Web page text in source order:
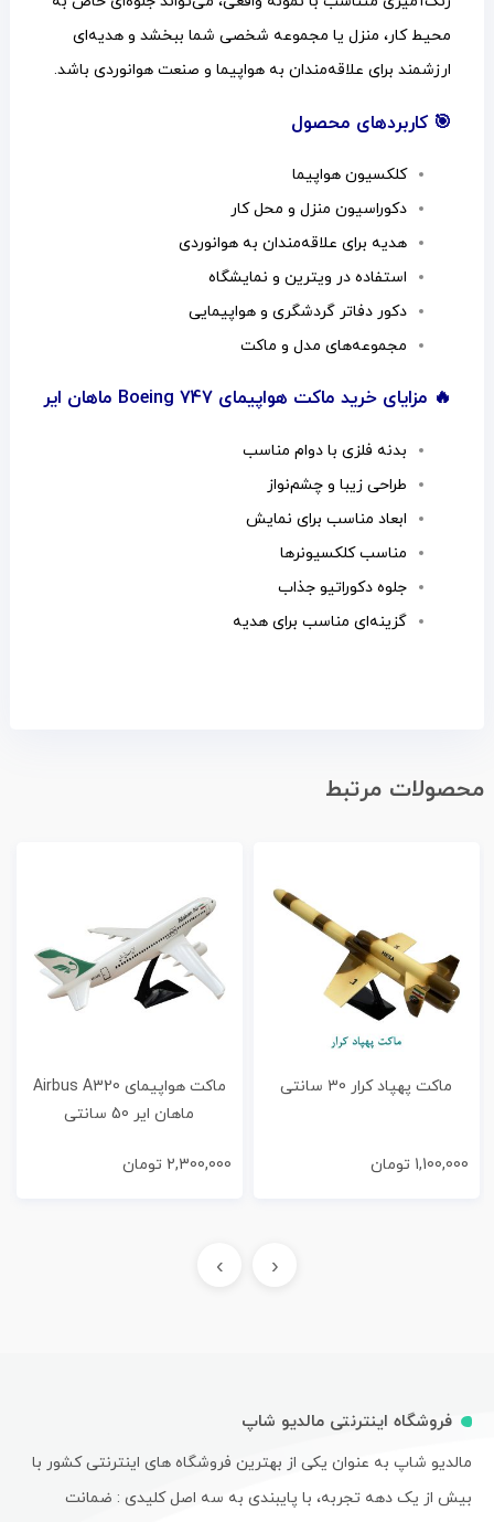
محیط کار، منزل یا مجموعه شخصی شما ببخشد و هدیه‌ای
ارزشمند برای علاقه‌مندان به هواپیما و صنعت هوانوردی باشد.
🎯 کاربردهای محصول
کلکسیون هواپیما
دکوراسیون منزل و محل کار
هدیه برای علاقه‌مندان به هوانوردی
استفاده در ویترین و نمایشگاه
دکور دفاتر گردشگری و هواپیمایی
مجموعه‌های مدل و ماکت
🔥 مزایای خرید ماکت هواپیمای Boeing 747 ماهان ایر
بدنه فلزی با دوام مناسب
طراحی زیبا و چشم‌نواز
ابعاد مناسب برای نمایش
مناسب کلکسیونرها
جلوه دکوراتیو جذاب
گزینه‌ای مناسب برای هدیه
محصولات مرتبط
ماکت پهپاد کرار 30 سانتی
1,100,000 تومان
ماکت هواپیمای Airbus A320
ماهان ایر 50 سانتی
2,300,000 تومان
‹
›
فروشگاه اینترنتی مالدیو شاپ
مالدیو شاپ به عنوان یکی از بهترین فروشگاه های اینترنتی کشور با
بیش از یک دهه تجربه، با پایبندی به سه اصل کلیدی : ضمانت